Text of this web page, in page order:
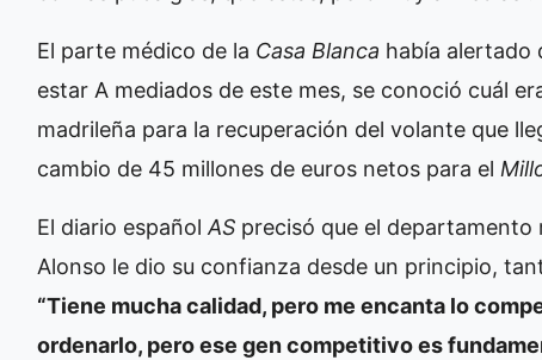
El parte médico de la Casa Blanca había alertado
estar A mediados de este mes, se conoció cuál
madrileña para la recuperación del volante que
cambio de 45 millones de euros netos para el
El diario español AS precisó que el
Alonso le dio su confianza desde un principio,
“Tiene mucha calidad, pero me encanta lo
ordenarlo, pero ese gen competitivo es